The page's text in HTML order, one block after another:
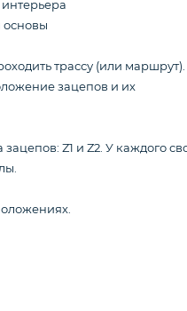
основы
трассу (или маршрут).
зацепов и их
Z1 и Z2. У каждого